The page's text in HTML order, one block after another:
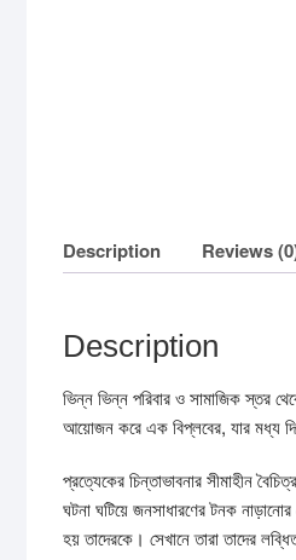
Description Reviews
Description
ভিন্ন ভিন্ন পরিবার ও সামাজিক স্তর
আয়োজন করে এক বিপ্লবের, যার মধ্য
প্রত্যেকের চিন্তাভাবনার সীমাহীন
ঘটনা ঘটিয়ে জনসাধারণের টনক
হয় তাদেরকে। সেখানে তারা তাদের